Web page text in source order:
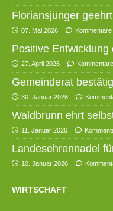
Floriansjünger
07. Mai 2026
Positive Entwicklung
27. April 2026
Gemeinderat
30. Januar 2026
Waldbrunn ehrt
11. Januar 2026
Landesehrennadel
10. Januar 2026
WIRTSCHAFT